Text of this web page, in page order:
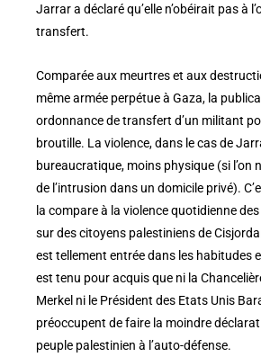
Jarrar a déclaré qu’elle n’obéirait pas à
transfert.
Comparée aux meurtres et aux
même armée perpétue à Gaza, la
ordonnance de transfert d’un militant
broutille. La violence, dans le cas de
bureaucratique, moins physique (si l’on
de l’intrusion dans un domicile privé).
la compare à la violence quotidienne
sur des citoyens palestiniens de
est tellement entrée dans les habitudes
est tenu pour acquis que ni la
Merkel ni le Président des Etats Unis
préoccupent de faire la moindre
peuple palestinien à l’auto-défense.